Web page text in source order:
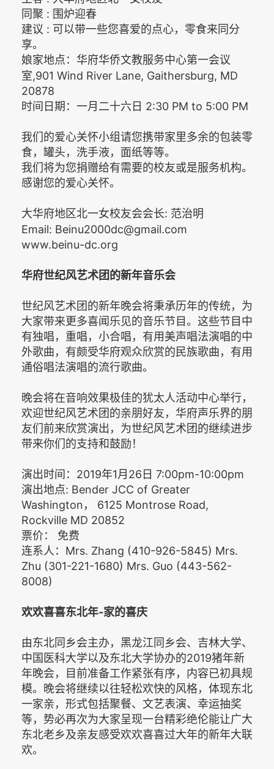
同聚 : 围炉迎春
建议 : 可以带一些您喜爱的点心，零食来同分
享。
娘家地点：华府华侨文教服务中心第一会议
室,901 Wind River Lane, Gaithersburg, MD
20878
时间日期：一月二十六日 2:30 PM to 5:00 PM
我们的爱心关怀小组请您携带家里多余的包装零
食，罐头，洗手液，面纸等等。
我们将为您捐赠给有需要的校友或是服务机构。
感谢您的爱心关怀。
大华府地区北一女校友会会长: 范治明
Email: Beinu2000dc@gmail.com
www.beinu-dc.org
华府世纪风艺术团的新年音乐会
世纪风艺术团的新年晚会将秉承历年的传统，为
大家带来更多喜闻乐见的音乐节目。这些节目中
有独唱，重唱，小合唱，有用美声唱法演唱的中
外歌曲，有颇受华府观众欣赏的民族歌曲，有用
通俗唱法演唱的流行歌曲。
晚会将在音响效果极佳的犹太人活动中心举行，
欢迎世纪风艺术团的亲朋好友，华府声乐界的朋
友们前来欣赏演出，为世纪风艺术团的继续进步
带来你们的支持和鼓励！
演出时间：2019年1月26日 7:00pm-10:00pm
演出地点: Bender JCC of Greater
Washington， 6125 Montrose Road,
Rockville MD 20852
票价： 免费
连系人：Mrs. Zhang (410-926-5845) Mrs.
Zhu (301-221-1680) Mrs. Guo (443-562-
8008)
欢欢喜喜东北年-家的喜庆
由东北同乡会主办，黑龙江同乡会、吉林大学、
中国医科大学以及东北大学协办的2019猪年新
年晚会，目前准备工作紧张有序，内容已初具规
模。晚会将继续以往轻松欢快的风格，体现东北
一家亲，形式包括聚餐、文艺表演、幸运抽奖
等，势必再次为大家呈现一台精彩绝伦能让广大
东北老乡及亲友感受欢欢喜喜过大年的新年大联
欢。